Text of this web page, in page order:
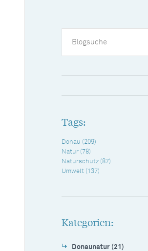
Tags:
Donau (209)
Natur (78)
Naturschutz (87)
Umwelt (137)
Kategorien:
Donaunatur (21)